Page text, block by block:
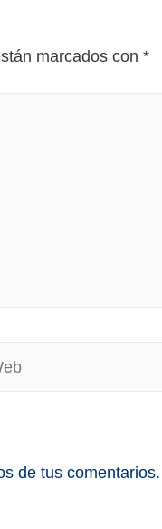
marcados con *
de tus comentarios.